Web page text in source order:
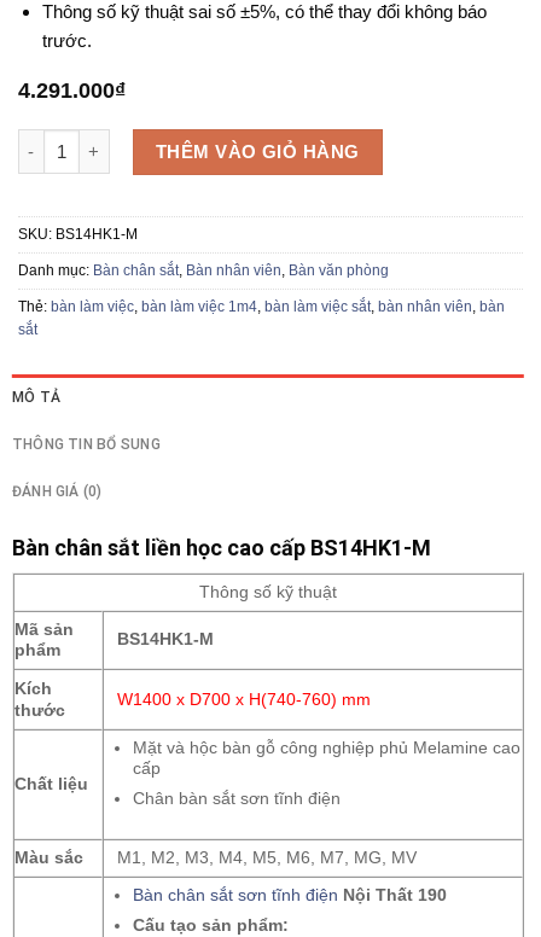
Thông số kỹ thuật sai số ±5%, có thể thay đổi không báo
trước.
4.291.000₫
Bàn làm việc sắt BS14HK1-M số lượng
THÊM VÀO GIỎ HÀNG
SKU: BS14HK1-M
Danh mục: Bàn chân sắt, Bàn nhân viên, Bàn văn phòng
Thẻ: bàn làm việc, bàn làm việc 1m4, bàn làm việc sắt, bàn nhân viên, bàn
sắt
MÔ TẢ
THÔNG TIN BỔ SUNG
ĐÁNH GIÁ (0)
Bàn chân sắt liền học cao cấp BS14HK1-M
Thông số kỹ thuật
Mã sản
phẩm
BS14HK1-M
Kích
thước
W1400 x D700 x H(740-760) mm
Chất liệu
Mặt và hộc bàn gỗ công nghiệp phủ Melamine cao
cấp
Chân bàn sắt sơn tĩnh điện
Màu sắc M1, M2, M3, M4, M5, M6, M7, MG, MV
Bàn chân sắt sơn tĩnh điện Nội Thất 190
Cấu tạo sản phẩm: